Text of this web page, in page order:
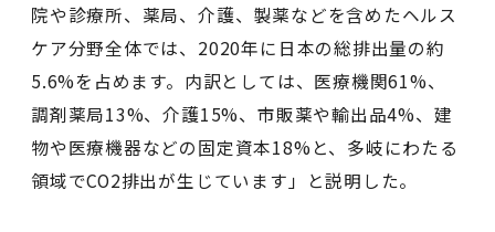
院や診療所、薬局、介護、製薬などを含めたヘルス
ケア分野全体では、2020年に日本の総排出量の約
5.6%を占めます。内訳としては、医療機関61%、
調剤薬局13%、介護15%、市販薬や輸出品4%、建
物や医療機器などの固定資本18%と、多岐にわたる
領域でCO2排出が生じています」と説明した。